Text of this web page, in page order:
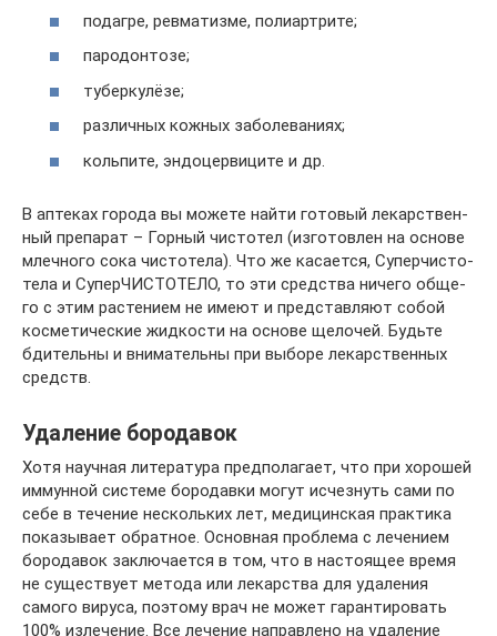
подаг­ре, рев­ма­тиз­ме, полиартрите;
паро­дон­то­зе;
тубер­ку­лё­зе;
раз­лич­ных кож­ных заболеваниях;
коль­пи­те, эндо­цер­ви­ци­те и др.
В апте­ках горо­да вы може­те най­ти гото­вый лекар­ствен­
ный пре­па­рат – Гор­ный чисто­тел (изго­тов­лен на осно­ве
млеч­но­го сока чисто­те­ла). Что же каса­ет­ся, Супер­чи­сто­
те­ла и Супер­ЧИ­СТО­ТЕ­ЛО, то эти сред­ства ниче­го обще­
го с этим рас­те­ни­ем не име­ют и пред­став­ля­ют собой
кос­ме­ти­че­ские жид­ко­сти на осно­ве щело­чей. Будь­те
бди­тель­ны и вни­ма­тель­ны при выбо­ре лекар­ствен­ных
средств.
Удаление бородавок
Хотя научная литература предполагает, что при хорошей
иммунной системе бородавки могут исчезнуть сами по
себе в течение нескольких лет, медицинская практика
показывает обратное. Основная проблема с лечением
бородавок заключается в том, что в настоящее время
не существует метода или лекарства для удаления
самого вируса, поэтому врач не может гарантировать
100% излечение. Все лечение направлено на удаление